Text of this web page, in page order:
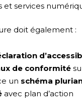
et services
doit également :
de conformité
un schéma
avec plan d’action